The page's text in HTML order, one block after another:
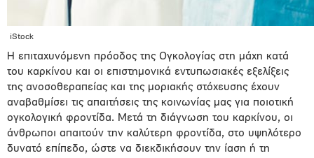
iStock
Η επιταχυνόµενη πρόοδος της Ογκολογίας στη µάχη κατά
του καρκίνου και οι επιστημονικά εντυπωσιακές εξελίξεις
της ανοσοθεραπείας και της µοριακής στόχευσης έχουν
αναβαθμίσει τις απαιτήσεις της κοινωνίας µας για ποιοτική
ογκολογική φροντίδα. Μετά τη διάγνωση του καρκίνου, οι
άνθρωποι απαιτούν την καλύτερη φροντίδα, στο υψηλότερο
δυνατό επίπεδο, ώστε να διεκδικήσουν την ίαση ή τη